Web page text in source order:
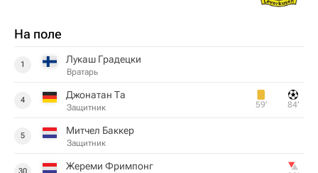
На поле
1 Лукаш Градецки
Вратарь
4 Джонатан Та
Защитник 59‎’‎ 84‎’‎
5 Митчел Баккер
Защитник
30 Жереми Фримпонг